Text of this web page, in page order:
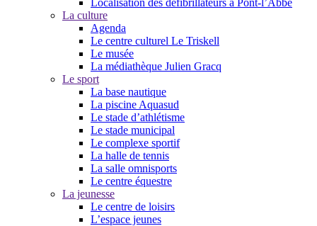
Localisation des défibrillateurs à Pont-l’Abbé
La culture
Agenda
Le centre culturel Le Triskell
Le musée
La médiathèque Julien Gracq
Le sport
La base nautique
La piscine Aquasud
Le stade d’athlétisme
Le stade municipal
Le complexe sportif
La halle de tennis
La salle omnisports
Le centre équestre
La jeunesse
Le centre de loisirs
L’espace jeunes